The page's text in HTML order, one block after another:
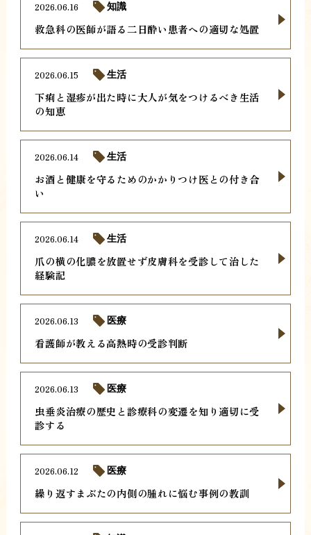
救急科の医師が語る二日酔い患者への適切な処置
2026.06.16 知識
下痢と湿疹が出た時に大人が気をつけるべき生活
の知恵
2026.06.15 生活
お酒と健康を守るためのかかりつけ医との付き合
い
2026.06.14 生活
爪の横の化膿を放置せず皮膚科を受診して治した
経験記
2026.06.14 生活
看護師が教える高熱時の受診判断
2026.06.13 医療
虫垂炎治療の歴史と診療科の変遷を知り適切に受
診する
2026.06.13 医療
繰り返すまぶたの内側の腫れに悩む事例の教訓
2026.06.12 医療